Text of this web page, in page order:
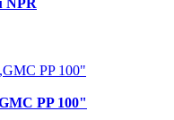
PP 100"